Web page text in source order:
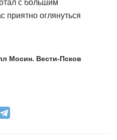
с большим
приятно оглянуться
Мосин. Вести-Псков